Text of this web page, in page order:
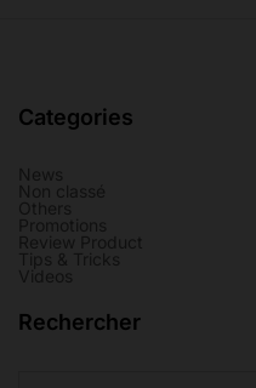
Categories
Rechercher